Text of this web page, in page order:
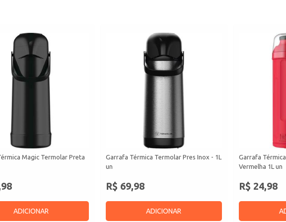
Magic Termolar Preta
ADICIONAR
Garrafa Térmica Termolar Pres Inox - 1L
un
R$ 69,98
ADICIONAR
Garrafa
Vermelha 1L un
R$ 24,98